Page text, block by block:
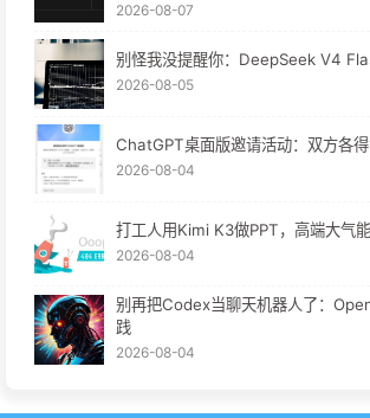
2026-08-07
别怪我没提醒你：DeepSeek V4
2026-08-05
ChatGPT桌面版邀请活动：双方各
2026-08-04
打工人用Kimi K3做PPT，高端大气
2026-08-04
别再把Codex当聊天机器人了：
践
2026-08-04